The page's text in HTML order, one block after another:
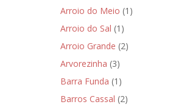
Arroio do Meio (1)
Arroio do Sal (1)
Arroio Grande (2)
Arvorezinha (3)
Barra Funda (1)
Barros Cassal (2)